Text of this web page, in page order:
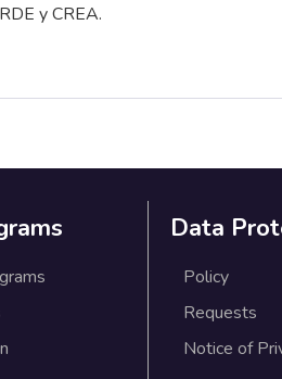
yCREA.
Data
Policy
Requests
Notice of